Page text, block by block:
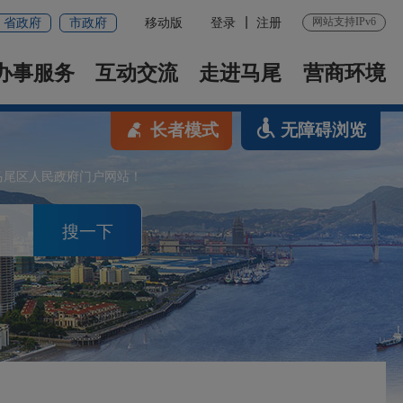
省政府 市政府 移动版 登录 注册 网站支持IPv6
事服务 互动交流 走进马尾 营商环境
区人民政府门户网站！
搜一下
长者模式 无障碍浏览